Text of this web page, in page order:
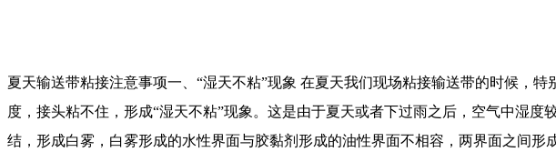
夏天输送带粘接注意事项一、“湿天不粘”现象 在夏天我们现场粘接输送带的时候，
度，接头粘不住，形成“湿天不粘”现象。这是由于夏天或者下过雨之后，空气中湿
结，形成白雾，白雾形成的水性界面与胶黏剂形成的油性界面不相容，两界面之间